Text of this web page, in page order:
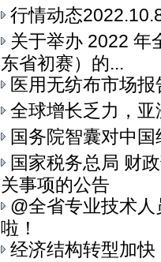
行情动态
关于举办 2022 年
东省初赛）的...
医用无纺布市场报
全球增长乏力，
国务院智囊对中
国家税务总局 财
关事项的公告
@全省专业技术
啦！
经济结构转型加